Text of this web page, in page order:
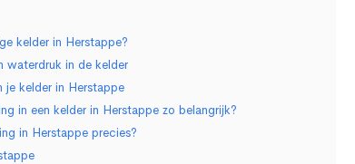
kelder in Herstappe?
waterdruk in de kelder
kelder in Herstappe
in een kelder in Herstappe zo belangrijk?
in Herstappe precies?